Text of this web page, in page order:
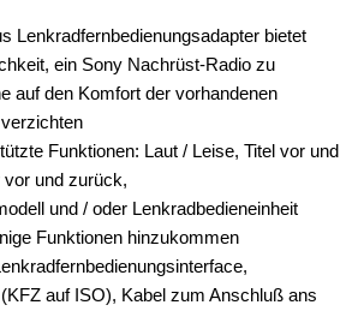
Lenkradfernbedienungsadapter bietet
ein Sony Nachrüst-Radio zu
auf den Komfort der vorhandenen
Funktionen: Laut / Leise, Titel vor und
und zurück,
und / oder Lenkradbedieneinheit
Funktionen hinzukommen
auf ISO), Kabel zum Anschluß ans